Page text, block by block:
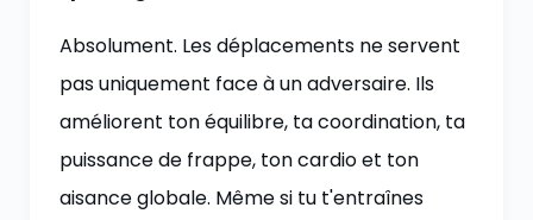
Absolument. Les déplacements ne servent
pas uniquement face à un adversaire. Ils
améliorent ton équilibre, ta coordination, ta
puissance de frappe, ton cardio et ton
aisance globale. Même si tu t'entraînes